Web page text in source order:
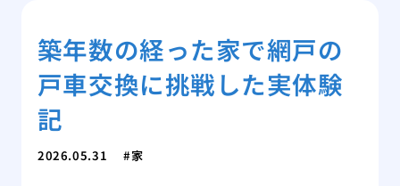
築年数の経った家で網戸の
戸車交換に挑戦した実体験
記
2026.05.31 家